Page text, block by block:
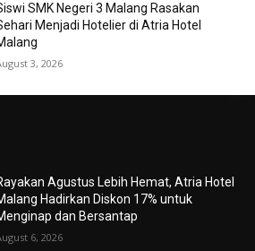
SMK Negeri 3 Malang Rasakan
Menjadi Hotelier di Atria Hotel
3, 2026
Agustus Lebih Hemat, Atria Hotel
Hadirkan Diskon 17% untuk
dan Bersantap
6, 2026